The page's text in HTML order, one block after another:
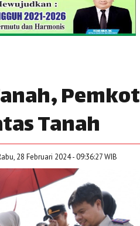
Pemkot
Tanah
28 Februari 2024 - 09:36:27 WIB